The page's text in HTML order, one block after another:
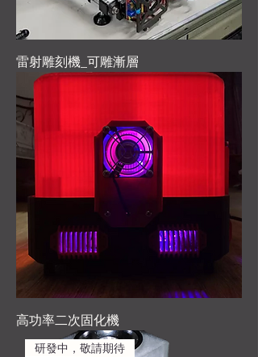
雷射雕刻機_可雕漸層
高功率二次固化機
研發中，敬請期待